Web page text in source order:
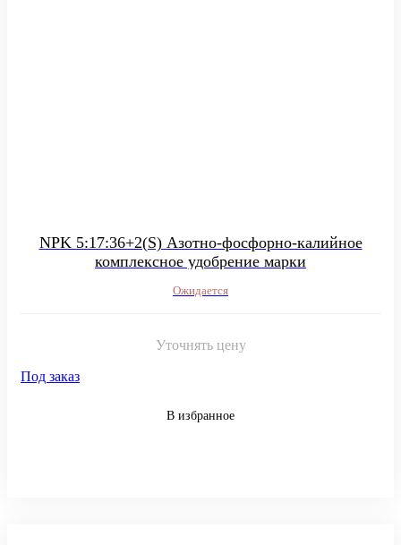
NPK 5:17:36+2(S) Азотно-фосфорно-калийное
комплексное удобрение марки
Ожидается
Уточнять цену
Под заказ
В избранное